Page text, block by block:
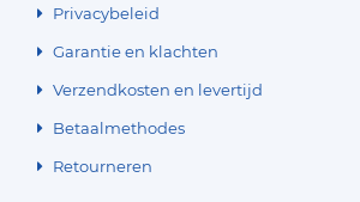
Privacybeleid
Garantie en klachten
Verzendkosten en levertijd
Betaalmethodes
Retourneren